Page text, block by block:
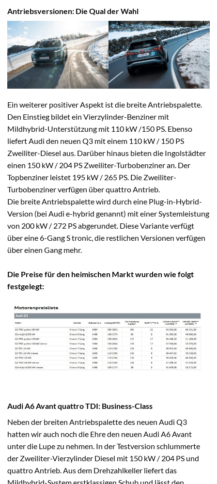
Antriebsversionen: Die Qual der Wahl
Ein weiterer positiver Aspekt ist die breite Antriebspalette.
Den Einstieg bildet ein Vierzylinder-Benziner mit
Mildhybrid-Unterstützung mit 110 kW /150 PS. Ebenso
liefert Audi den neuen Q3 mit einem 110 kW / 150 PS
Zweiliter-Diesel aus. Darüber hinaus bieten die Ingolstädter
einen 150 kW / 204 PS Zweiliter-Turbobenziner an. Der
Topbenziner leistet 195 kW / 265 PS. Die Zweiliter-
Turbobenziner verfügen über quattro Antrieb.
Die breite Antriebspalette wird durch eine Plug-in-Hybrid-
Version (bei Audi e-hybrid genannt) mit einer Systemleistung
von 200 kW / 272 PS abgerundet. Diese Variante verfügt
über eine 6-Gang S tronic, die restlichen Versionen verfügen
über einen Gang mehr.
Die Preise für den heimischen Markt wurden wie folgt
festgelegt:
Audi A6 Avant quattro TDI: Business-Class
Neben der breiten Antriebspalette des neuen Audi Q3
hatten wir auch noch die Ehre den neuen Audi A6 Avant
unter die Lupe zu nehmen. In der Testversion schlummerte
der Zweiliter-Vierzylinder Diesel mit 150 kW / 204 PS und
quattro Antrieb. Aus dem Drehzahlkeller liefert das
Mildhybrid-System erstklassigen Schub und lässt den